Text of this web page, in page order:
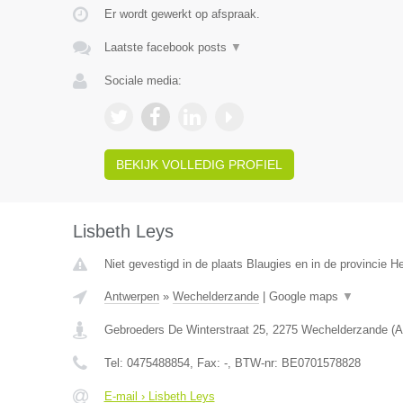
Er wordt gewerkt op afspraak.
Laatste facebook posts ▼
Sociale media:
BEKIJK VOLLEDIG PROFIEL
Lisbeth Leys
Niet gevestigd in de plaats Blaugies en in de provincie
Antwerpen» Wechelderzande| Google maps ▼
Gebroeders De Winterstraat 25, 2275 Wechelderzande(
Tel: 0475488854, Fax: -, BTW-nr: BE0701578828
E-mail › Lisbeth Leys